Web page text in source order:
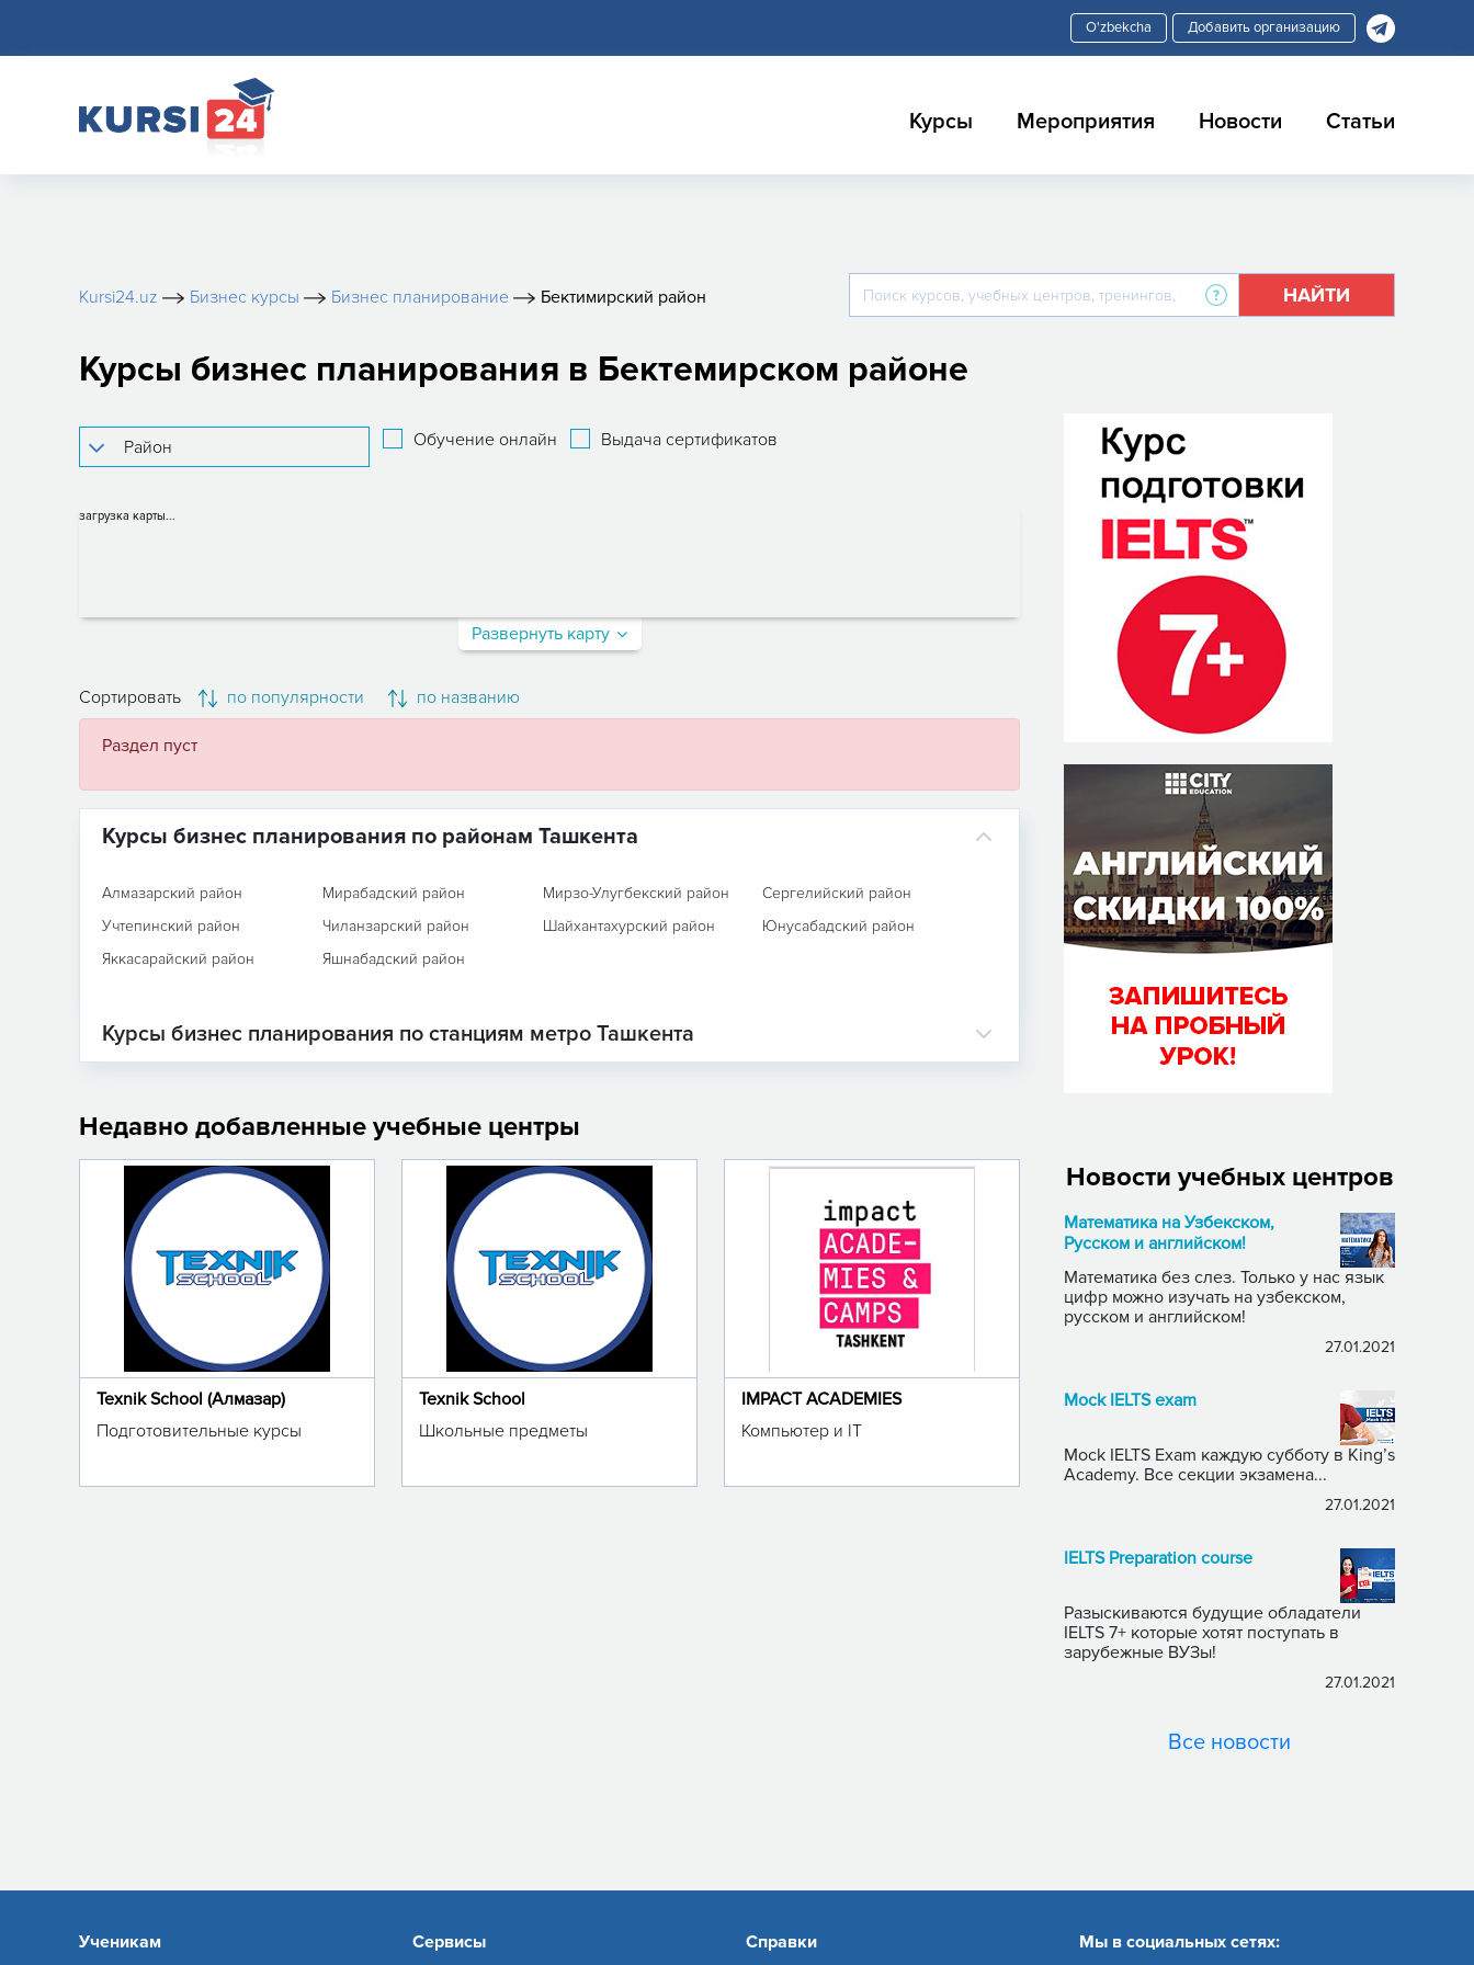
Добавить организацию
Курсы Мероприятия Новости Статьи
Kursi24.uz Бизнес курсы Бизнес планирование Бектимирский район НАЙТИ
Курсы бизнес планирования в Бектемирском районе
Обучение онлайн Выдача сертификатов
загрузка карты...
Развернуть карту
Сортировать по популярности по названию
Раздел пуст
Курсы бизнес планирования по районам Ташкента
Алмазарский район Мирабадский район Мирзо-Улугбекский район
Сергелийский район
Учтепинский район
Чиланзарский район Шайхантахурский район
Юнусабадский район
Яккасарайский район
Яшнабадский район
Курсы бизнес планирования по станциям метро Ташкента
Недавно добавленные учебные центры
Texnik School (Алмазар)
Подготовительные курсы
Texnik School
Школьные предметы
IMPACT ACADEMIES
Компьютер и IT
Новости учебных центров
Математика на Узбекском,
Русском и английском!
Математика без слез. Только у нас язык
цифр можно изучать на узбекском,
русском и английском!
27.01.2021
Mock IELTS exam
Mock IELTS Exam каждую субботу в King’s
Academy. Все секции экзамена...
27.01.2021
IELTS Preparation course
Разыскиваются будущие обладатели
IELTS 7+ которые хотят поступать в
зарубежные ВУЗы!
27.01.2021
Все новости
Ученикам Сервисы Справки Мы в социальных сетях: